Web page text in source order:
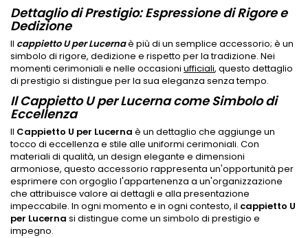
Dettaglio di Prestigio: Espressione di Rigore e
Dedizione
Il cappietto U per Lucernaè più di un semplice accessorio; è un
simbolo di rigore, dedizione e rispetto per la tradizione. Nei
momenti cerimoniali e nelle occasioni ufficiali, questo dettaglio
di prestigio si distingue per la sua eleganza senza tempo.
Il Cappietto U per Lucerna come Simbolo di
Eccellenza
Il Cappietto U per Lucerna è un dettaglio che aggiunge un
tocco di eccellenza e stile alle uniformi cerimoniali. Con
materiali di qualità, un design elegante e dimensioni
armoniose, questo accessorio rappresenta un'opportunità per
esprimere con orgoglio l'appartenenza a un'organizzazione
che attribuisce valore ai dettagli e alla presentazione
impeccabile. In ogni momento e in ogni contesto, il cappietto U
per Lucerna si distingue come un simbolo di prestigio e
impegno.